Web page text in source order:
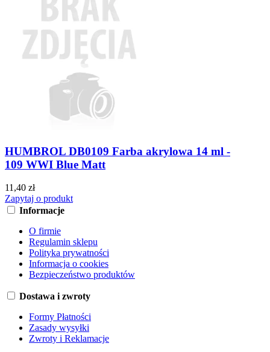
HUMBROL DB0109 Farba akrylowa 14 ml -
109 WWI Blue Matt
11,40 zł
Zapytaj o produkt
Informacje
O firmie
Regulamin sklepu
Polityka prywatności
Informacja o cookies
Bezpieczeństwo produktów
Dostawa i zwroty
Formy Płatności
Zasady wysyłki
Zwroty i Reklamacje